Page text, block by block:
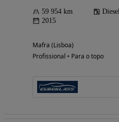
59 954 km Diesel
2015
Mafra (Lisboa)
Profissional • Para o topo